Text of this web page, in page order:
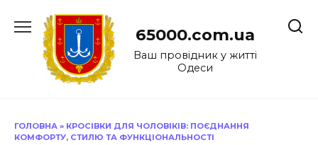
до
65000.com.ua
Ваш провідник у житті
Одеси
ГОЛОВНА » КРОСІВКИ ДЛЯ ЧОЛОВІКІВ: ПОЄДНАННЯ
КОМФОРТУ, СТИЛЮ ТА ФУНКЦІОНАЛЬНОСТІ